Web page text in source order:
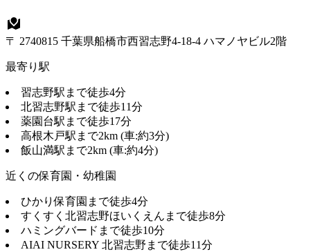
〒 2740815 千葉県船橋市西習志野4-18-4 ハマノヤビル2階
最寄り駅
習志野駅まで徒歩4分
北習志野駅まで徒歩11分
薬園台駅まで徒歩17分
高根木戸駅まで2km (車:約3分)
飯山満駅まで2km (車:約4分)
近くの保育園・幼稚園
ひかり保育園まで徒歩4分
すくすく北習志野ほいくえんまで徒歩8分
ハミングバードまで徒歩10分
AIAI NURSERY 北習志野まで徒歩11分